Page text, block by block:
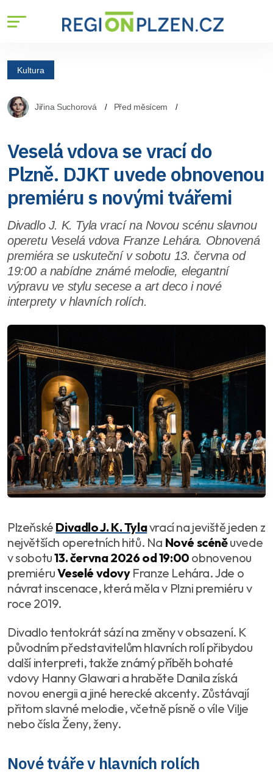
Kultura
Jiřina Suchorová Před měsícem
Veselá vdova se vrací do
Plzně. DJKT uvede obnovenou
premiéru s novými tvářemi
Divadlo J. K. Tyla vrací na Novou scénu slavnou
operetu Veselá vdova Franze Lehára. Obnovená
premiéra se uskuteční v sobotu 13. června od
19:00 a nabídne známé melodie, elegantní
výpravu ve stylu secese a art deco i nové
interprety v hlavních rolích.
Plzeňské Divadlo J. K. Tylavrací na jeviště jeden z
největších operetních hitů. Na Nové scéněuvede
v sobotu13. června 2026 od 19:00 obnovenou
premiéruVeselé vdovyFranze Lehára. Jde o
návrat inscenace, která měla v Plzni premiéru v
roce 2019.
Divadlo tentokrát sází na změny v obsazení. K
původním představitelům hlavních rolí přibydou
další interpreti, takže známý příběh bohaté
vdovy Hanny Glawari a hraběte Danila získá
novou energii a jiné herecké akcenty. Zůstávají
přitom slavné melodie, včetně písně o víle Vilje
nebo čísla Ženy, ženy.
Nové tváře v hlavních rolích